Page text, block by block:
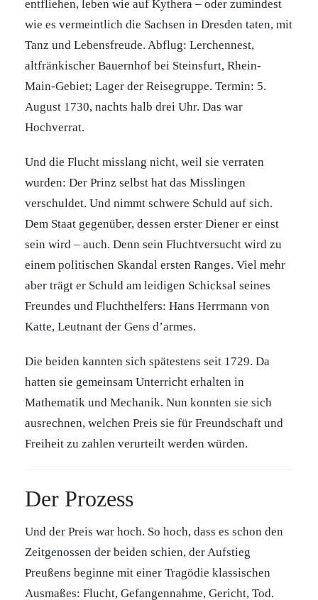
entfliehen, leben wie auf Kythera – oder zumindest
wie es vermeintlich die Sachsen in Dresden taten, mit
Tanz und Lebensfreude. Abflug: Lerchennest,
altfränkischer Bauernhof bei Steinsfurt, Rhein-
Main-Gebiet; Lager der Reisegruppe. Termin: 5.
August 1730, nachts halb drei Uhr. Das war
Hochverrat.
Und die Flucht misslang nicht, weil sie verraten
wurden: Der Prinz selbst hat das Misslingen
verschuldet. Und nimmt schwere Schuld auf sich.
Dem Staat gegenüber, dessen erster Diener er einst
sein wird – auch. Denn sein Fluchtversucht wird zu
einem politischen Skandal ersten Ranges. Viel mehr
aber trägt er Schuld am leidigen Schicksal seines
Freundes und Fluchthelfers: Hans Herrmann von
Katte, Leutnant der Gens d’armes.
Die beiden kannten sich spätestens seit 1729. Da
hatten sie gemeinsam Unterricht erhalten in
Mathematik und Mechanik. Nun konnten sie sich
ausrechnen, welchen Preis sie für Freundschaft und
Freiheit zu zahlen verurteilt werden würden.
Der Prozess
Und der Preis war hoch. So hoch, dass es schon den
Zeitgenossen der beiden schien, der Aufstieg
Preußens beginne mit einer Tragödie klassischen
Ausmaßes: Flucht, Gefangennahme, Gericht, Tod.